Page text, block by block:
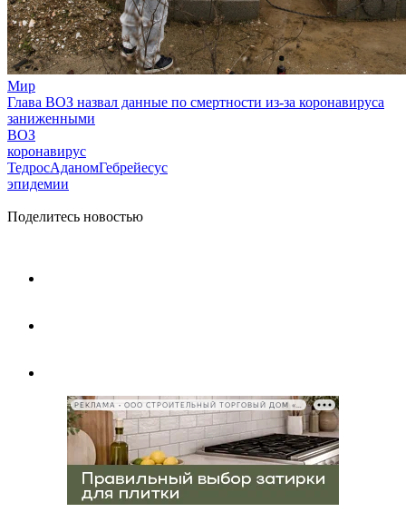
Мир
Глава ВОЗ назвал данные по смертности из-за коронавируса
заниженными
ВОЗ
коронавирус
ТедросАданомГебрейесус
эпидемии
Поделитесь новостью
РЕКЛАМА • ООО СТРОИТЕЛЬНЫЙ ТОРГОВЫЙ ДОМ «ПЕТРОВИЧ», ИНН 7802348846